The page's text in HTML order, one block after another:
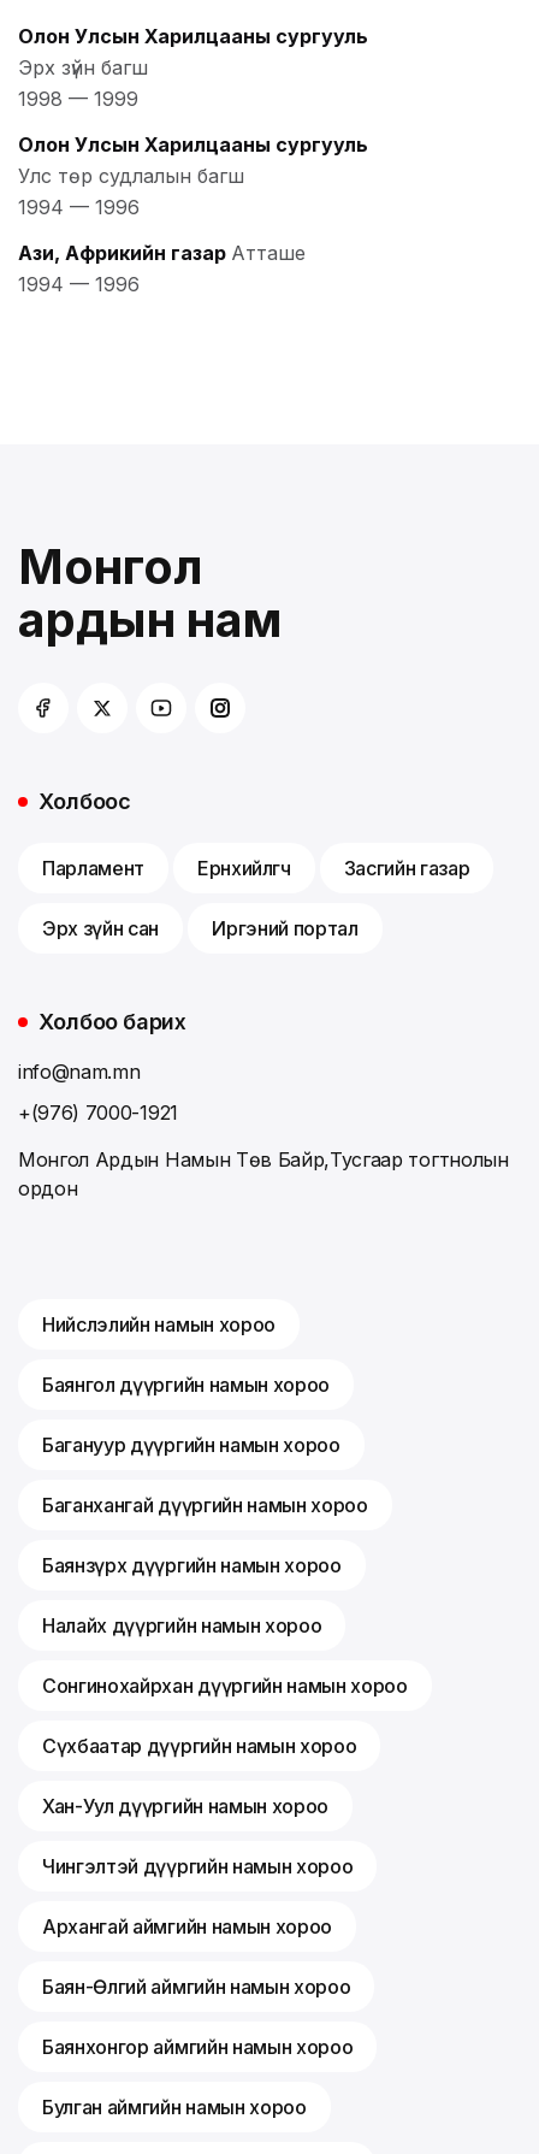
Олон Улсын Харилцааны сургууль
Эрх зүйн багш
1998 — 1999
Олон Улсын Харилцааны сургууль
Улс төр судлалын багш
1994 — 1996
Ази, Африкийн газар Атташе
1994 — 1996
Монгол
ардын нам
Холбоос
Парламент Ерөнхийлөгч Засгийн газар
Эрх зүйн сан Иргэний портал
Холбоо барих
info@nam.mn
+(976) 7000-1921
Монгол Ардын Намын Төв Байр,Тусгаар тогтнолын
ордон
Нийслэлийн намын хороо
Баянгол дүүргийн намын хороо
Багануур дүүргийн намын хороо
Баганхангай дүүргийн намын хороо
Баянзүрх дүүргийн намын хороо
Налайх дүүргийн намын хороо
Сонгинохайрхан дүүргийн намын хороо
Сүхбаатар дүүргийн намын хороо
Хан-Уул дүүргийн намын хороо
Чингэлтэй дүүргийн намын хороо
Архангай аймгийн намын хороо
Баян-Өлгий аймгийн намын хороо
Баянхонгор аймгийн намын хороо
Булган аймгийн намын хороо